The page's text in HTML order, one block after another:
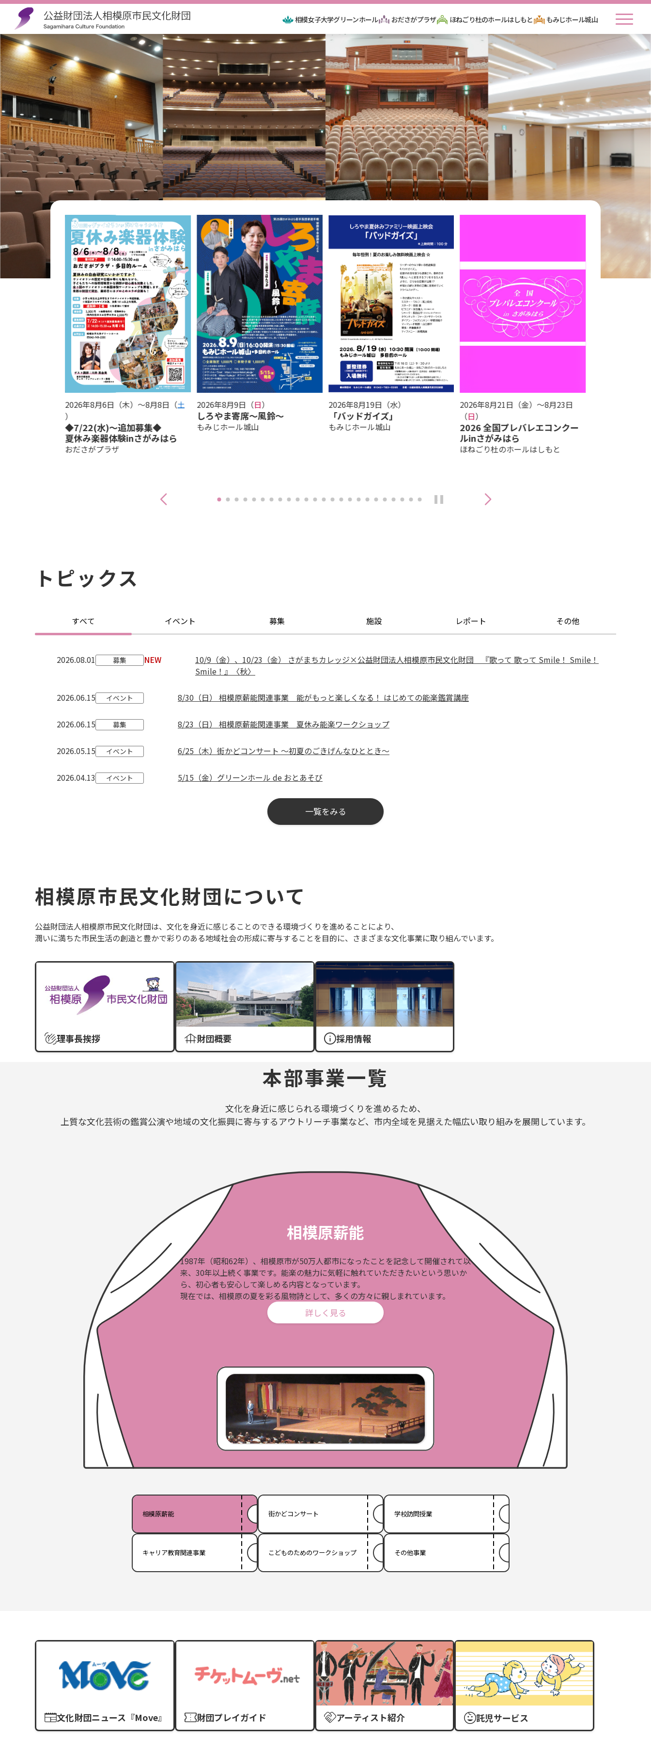
公益財団法人相模原市民文化財団 Sagamihara Culture Foundation
相模女子大学グリーンホール おださがプラザ ほねごり杜のホールはしもと もみじホール城山 toggle
イベント情報
2026年8月6日（木
曜日
）〜8月8日（土
曜日
）
◆7/22(水)～追加募集◆
夏休み楽器体験inさがみはら
おださがプラザ
2026年8月9日（日
曜日
）
しろやま寄席～風鈴～
もみじホール城山
2026年8月19日（水
曜日
）
「バッドガイズ」
もみじホール城山
2026年8月21日（金
曜日
）〜8月23日
（日
曜日
）
2026 全国プレバレエコンクー
ルinさがみはら
ほねごり杜のホールはしもと
トピックス
すべて イベント 募集 施設 レポート その他
2026.08.01 募集 NEW
10/9（金）、10/23（金） さがまちカレッジ×公益財団法人相模原市民文化財団 『歌って 歌って Smile！ Smile！
Smile！』〈秋〉
2026.06.15 イベント 8/30（日） 相模原薪能関連事業 能がもっと楽しくなる！ はじめての能楽鑑賞講座
2026.06.15 募集 8/23（日） 相模原薪能関連事業 夏休み能楽ワークショップ
2026.05.15 イベント 6/25（木）街かどコンサート ～初夏のごきげんなひととき～
2026.04.13 イベント 5/15（金）グリーンホール de おとあそび
一覧をみる
相模原市民文化財団について
公益財団法人相模原市民文化財団は、文化を身近に感じることのできる環境づくりを進めることにより、
潤いに満ちた市民生活の創造と豊かで彩りのある地域社会の形成に寄与することを目的に、さまざまな文化事業に取り組んでいます。
理事長挨拶 財団概要 採用情報
本部事業一覧
文化を身近に感じられる環境づくりを進めるため、
上質な文化芸術の鑑賞公演や地域の文化振興に寄与するアウトリーチ事業など、市内全域を見据えた幅広い取り組みを展開しています。
相模原薪能
1987年（昭和62年）、相模原市が50万人都市になったことを記念して開催されて以
来、30年以上続く事業です。能楽の魅力に気軽に触れていただきたいという思いか
ら、初心者も安心して楽しめる内容となっています。
現在では、相模原の夏を彩る風物詩として、多くの方々に親しまれています。
詳しく見る
相模原薪能 街かどコンサート 学校訪問授業
キャリア教育関連事業 こどものためのワークショップ その他事業
文化財団ニュース『Move』 財団プレイガイド アーティスト紹介 託児サービス